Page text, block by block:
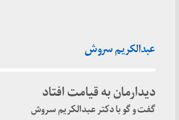
عبدالکریم سروش
دیدارمان به قیامت افتاد
گفت و گو با دکتر عبدالکریم سروش